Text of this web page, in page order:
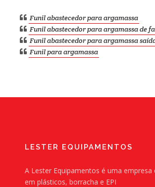
Funil abastecedor para argamassa
Funil abastecedor para argamassa de
Funil abastecedor para argamassa
Funil para argamassa
LESTER EQUIPAMENTOS
A Lester Equipamentos é uma empresa
em plásticos, borracha e EPI